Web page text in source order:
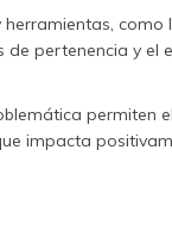
como
pertenencia y el
permiten
impacta